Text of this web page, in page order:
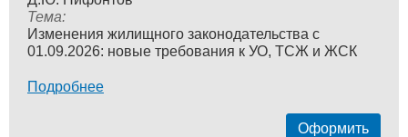
Тема:
Изменения жилищного законодательства с
01.09.2026: новые требования к УО, ТСЖ и ЖСК
Подробнее
Оформить